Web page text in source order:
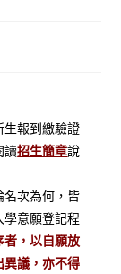
生報到繳驗證
讀招生簡章說
名次為何，皆
學意願登記程
者，以自願放
異議，亦不得